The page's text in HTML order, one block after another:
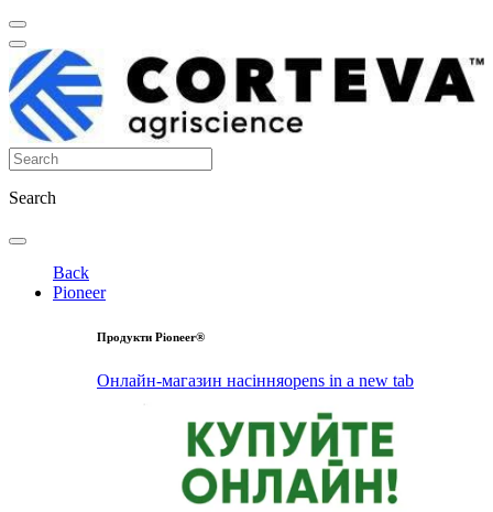
Search
Back
Pioneer
Продукти Pioneer®
Онлайн-магазин насінняopens in a new tab